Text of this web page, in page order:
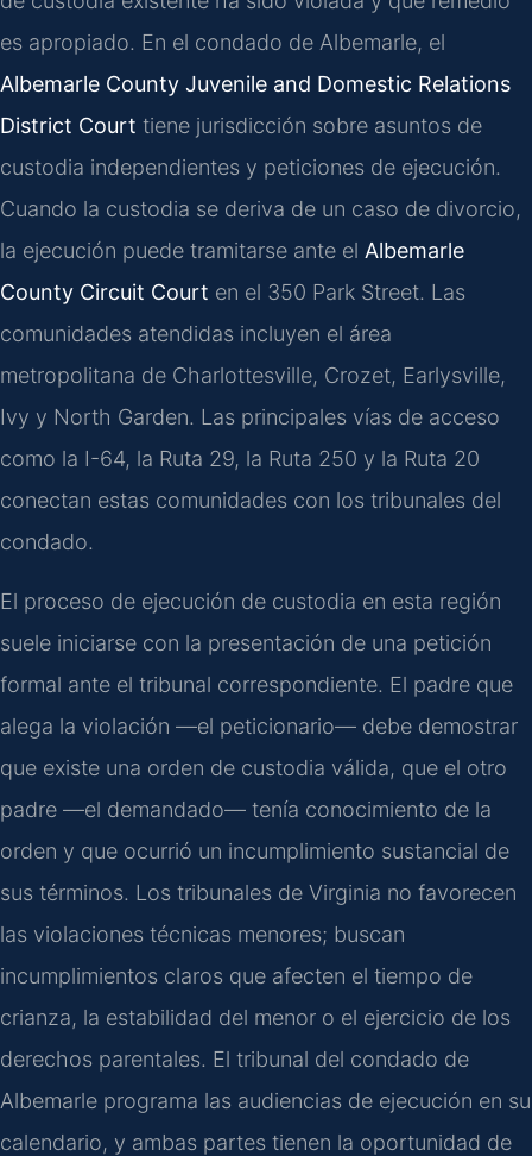
es apropiado. En el condado de Albemarle, el
Albemarle County Juvenile and Domestic Relations
District Court tiene jurisdicción sobre asuntos de
custodia independientes y peticiones de ejecución.
Cuando la custodia se deriva de un caso de divorcio,
la ejecución puede tramitarse ante el Albemarle
County Circuit Court en el 350 Park Street. Las
comunidades atendidas incluyen el área
metropolitana de Charlottesville, Crozet, Earlysville,
Ivy y North Garden. Las principales vías de acceso
como la I-64, la Ruta 29, la Ruta 250 y la Ruta 20
conectan estas comunidades con los tribunales del
condado.
El proceso de ejecución de custodia en esta región
suele iniciarse con la presentación de una petición
formal ante el tribunal correspondiente. El padre que
alega la violación —el peticionario— debe demostrar
que existe una orden de custodia válida, que el otro
padre —el demandado— tenía conocimiento de la
orden y que ocurrió un incumplimiento sustancial de
sus términos. Los tribunales de Virginia no favorecen
las violaciones técnicas menores; buscan
incumplimientos claros que afecten el tiempo de
crianza, la estabilidad del menor o el ejercicio de los
derechos parentales. El tribunal del condado de
Albemarle programa las audiencias de ejecución en su
calendario, y ambas partes tienen la oportunidad de